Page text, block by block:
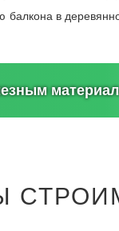
балкона в